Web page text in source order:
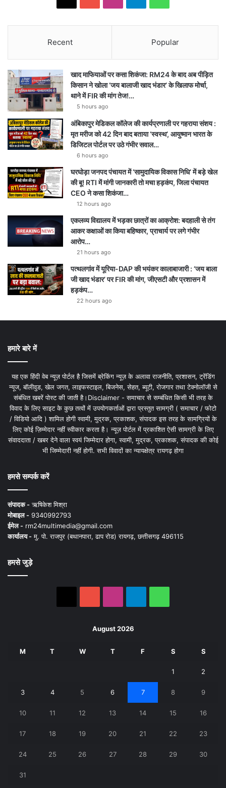
Recent Popular
खाद माफियाओं पर कसा शिकंजा: RM24 के बाद अब पीड़ित
किसान ने खोला ‘जय बालाजी खाद भंडार’ के खिलाफ मोर्चा,
थाने में FIR की मांग तेज!…
5 hours ago
अंबिकापुर मेडिकल कॉलेज की कार्यप्रणाली पर गहराया संशय :
मृत मरीज को 42 दिन बाद बताया ‘स्वस्थ’, आयुष्मान भारत के
डिजिटल पोर्टल पर उठे गंभीर सवाल…
6 hours ago
घरघोड़ा जनपद पंचायत में ‘सामुदायिक विकास निधि’ में बड़े खेल
की बू! RTI में मांगी जानकारी तो मचा हड़कंप, जिला पंचायत
CEO ने कसा शिकंजा…
12 hours ago
एकलव्य विद्यालय में भड़का छात्रों का आक्रोश: बदहाली से तंग
आकर कक्षाओं का किया बहिष्कार, प्राचार्य पर लगे गंभीर
आरोप…
21 hours ago
पत्थलगांव में यूरिया-DAP की भयंकर कालाबाजारी : ‘जय बाला
जी खाद भंडार’ पर FIR की मांग, जीएसटी और प्रशासन में
हड़कंप…
22 hours ago
हमारे बारे में
यह एक हिंदी वेब न्यूज़ पोर्टल है जिसमें ब्रेकिंग न्यूज़ के अलावा राजनीति, प्रशासन, ट्रेंडिंग
न्यूज, बॉलीवुड, खेल जगत, लाइफस्टाइल, बिजनेस, सेहत, ब्यूटी, रोजगार तथा टेक्नोलॉजी से
संबंधित खबरें पोस्ट की जाती है।Disclaimer - समाचार से सम्बंधित किसी भी तरह के
विवाद के लिए साइट के कुछ तत्वों में उपयोगकर्ताओं द्वारा प्रस्तुत सामग्री ( समाचार / फोटो
/ विडियो आदि ) शामिल होगी स्वामी, मुद्रक, प्रकाशक, संपादक इस तरह के सामग्रियों के
लिए कोई ज़िम्मेदार नहीं स्वीकार करता है। न्यूज़ पोर्टल में प्रकाशित ऐसी सामग्री के लिए
संवाददाता / खबर देने वाला स्वयं जिम्मेदार होगा, स्वामी, मुद्रक, प्रकाशक, संपादक की कोई
भी जिम्मेदारी नहीं होगी. सभी विवादों का न्यायक्षेत्र रायगढ़ होगा
हमसे सम्पर्क करें
संपादक -ऋषिकेश मिश्रा
मोबाइल - 9340992793
ईमेल - rm24multimedia@gmail.com
कार्यालय -मु. पो. राजपुर (बथानपारा, ढाप रोड) रायगढ़, छत्तीसगढ़ 496115
हमसे जुड़े
August 2026
M T W T F S S
1 2
3 4 5 6 7 8 9
10 11 12 13 14 15 16
17 18 19 20 21 22 23
24 25 26 27 28 29 30
31